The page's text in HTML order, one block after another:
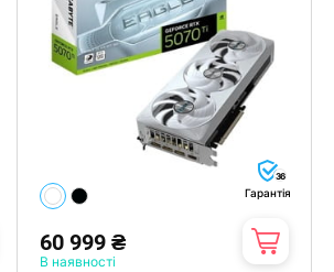
36
Гарантія
60 999 ₴
В наявності